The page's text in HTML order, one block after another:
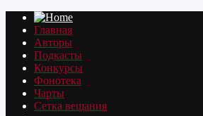
Главная
Авторы
Подкасты
Конкурсы
Фонотека
Чарты
Сетка вещания